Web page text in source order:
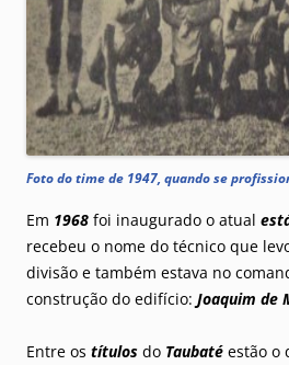
Foto do time de 1947, quando se
Em 1968 foi inaugurado o atual
recebeu o nome do técnico que
divisão e também estava no
construção do edifício: Joaquim de
Entre os títulos do Taubaté estão o